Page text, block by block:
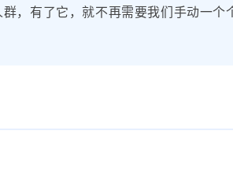
，有了它，就不再需要我们手动一个